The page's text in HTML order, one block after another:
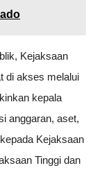
Kejaksaan
di akses melalui
kepala
anggaran, aset,
Kejaksaan
Tinggi dan